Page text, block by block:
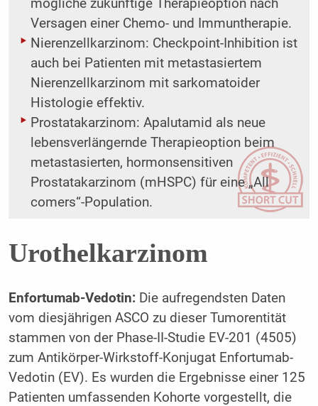
mögliche zukünftige Therapieoption nach
Versagen einer Chemo- und Immuntherapie.
Nierenzellkarzinom: Checkpoint-Inhibition ist
auch bei Patienten mit metastasiertem
Nierenzellkarzinom mit sarkomatoider
Histologie effektiv.
Prostatakarzinom: Apalutamid als neue
lebensverlängernde Therapieoption beim
metastasierten, hormonsensitiven
Prostatakarzinom (mHSPC) für eine „All
comers“-Population.
Urothelkarzinom
Enfortumab-Vedotin:Die aufregendsten Daten
vom diesjährigen ASCO zu dieser Tumorentität
stammen von der Phase-II-Studie EV-201 (4505)
zum Antikörper-Wirkstoff-Konjugat Enfortumab-
Vedotin (EV). Es wurden die Ergebnisse einer 125
Patienten umfassenden Kohorte vorgestellt, die